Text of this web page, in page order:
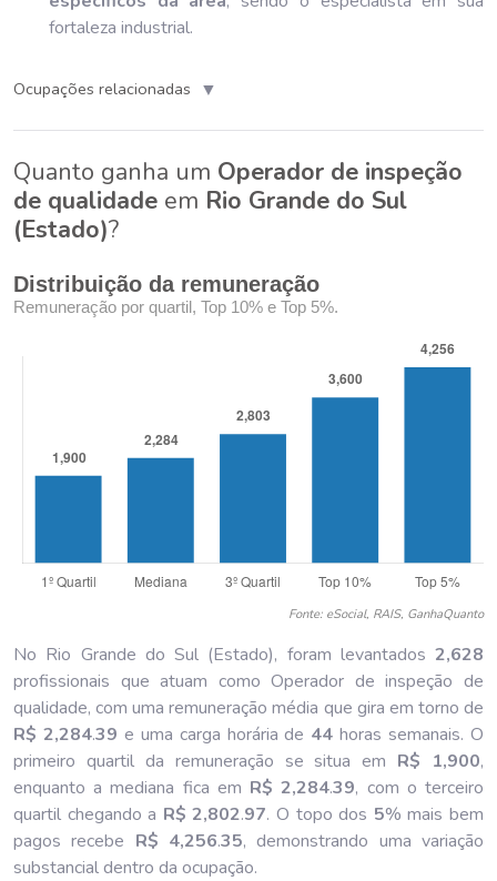
fortaleza industrial.
Ocupações relacionadas ▼
Quanto ganha um Operador de inspeção
de qualidade em Rio Grande do Sul
(Estado)?
Distribuição da remuneração
Remuneração por quartil, Top 10% e Top 5%.
Fonte: eSocial, RAIS, GanhaQuanto
No Rio Grande do Sul (Estado), foram levantados 2,628
profissionais que atuam como Operador de inspeção de
qualidade, com uma remuneração média que gira em torno de
R$ 2,284.39 e uma carga horária de 44 horas semanais. O
primeiro quartil da remuneração se situa em R$ 1,900,
enquanto a mediana fica em R$ 2,284.39, com o terceiro
quartil chegando a R$ 2,802.97. O topo dos 5% mais bem
pagos recebe R$ 4,256.35, demonstrando uma variação
substancial dentro da ocupação.